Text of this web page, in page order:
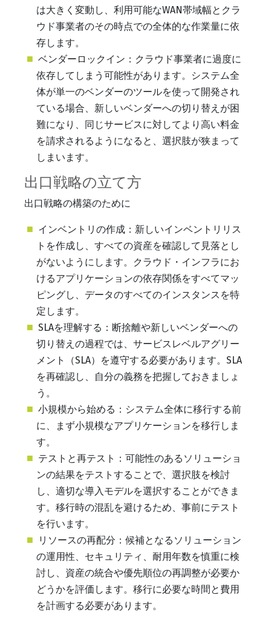
は大きく変動し、利用可能なWAN帯域幅とクラ
ウド事業者のその時点での全体的な作業量に依
存します。
ベンダーロックイン：クラウド事業者に過度に
依存してしまう可能性があります。システム全
体が単一のベンダーのツールを使って開発され
ている場合、新しいベンダーへの切り替えが困
難になり、同じサービスに対してより高い料金
を請求されるようになると、選択肢が狭まって
しまいます。
出口戦略の立て方
出口戦略の構築のために
インベントリの作成：新しいインベントリリス
トを作成し、すべての資産を確認して見落とし
がないようにします。クラウド・インフラにお
けるアプリケーションの依存関係をすべてマッ
ピングし、データのすべてのインスタンスを特
定します。
SLAを理解する：断捨離や新しいベンダーへの
切り替えの過程では、サービスレベルアグリー
メント（SLA）を遵守する必要があります。SLA
を再確認し、自分の義務を把握しておきましょ
う。
小規模から始める：システム全体に移行する前
に、まず小規模なアプリケーションを移行しま
す。
テストと再テスト：可能性のあるソリューショ
ンの結果をテストすることで、選択肢を検討
し、適切な導入モデルを選択することができま
す。移行時の混乱を避けるため、事前にテスト
を行います。
リソースの再配分：候補となるソリューション
の運用性、セキュリティ、耐用年数を慎重に検
討し、資産の統合や優先順位の再調整が必要か
どうかを評価します。移行に必要な時間と費用
を計画する必要があります。